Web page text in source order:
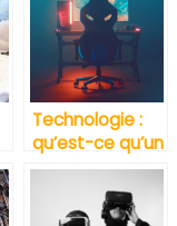
Technologie :
qu’est-ce qu’un
PC gamer ?